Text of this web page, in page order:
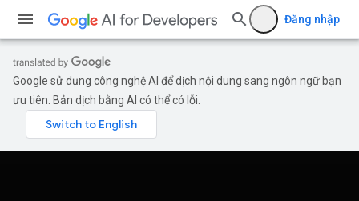
Đăng nhập
Google sử dụng công nghệ AI để dịch nội dung sang ngôn ngữ bạn
ưu tiên. Bản dịch bằng AI có thể có lỗi.